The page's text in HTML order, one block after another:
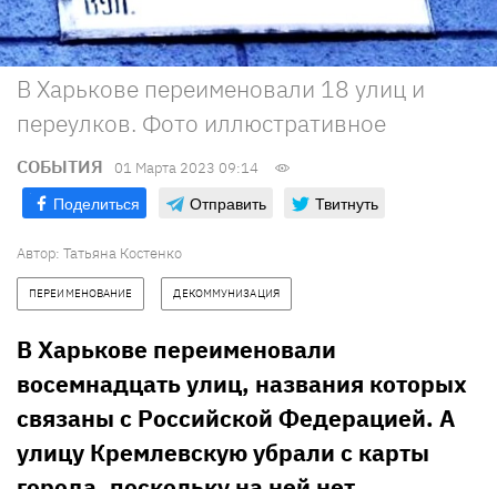
В Харькове переименовали 18 улиц и
переулков. Фото иллюстративное
СОБЫТИЯ 01 Марта 2023 09:14
Поделиться Отправить Твитнуть
Автор: Татьяна Костенко
ПЕРЕИМЕНОВАНИЕ ДЕКОММУНИЗАЦИЯ
В Харькове переименовали
восемнадцать улиц, названия которых
связаны с Российской Федерацией. А
улицу Кремлевскую убрали с карты